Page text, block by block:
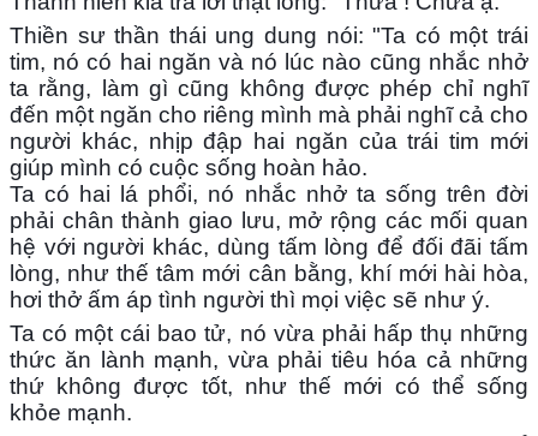
Thiền sư thần thái ung dung nói: "Ta có một trái
tim, nó có hai ngăn và nó lúc nào cũng nhắc nhở
ta rằng, làm gì cũng không được phép chỉ nghĩ
đến một ngăn cho riêng mình mà phải nghĩ cả cho
người khác, nhịp đập hai ngăn của trái tim mới
giúp mình có cuộc sống hoàn hảo.
Ta có hai lá phổi, nó nhắc nhở ta sống trên đời
phải chân thành giao lưu, mở rộng các mối quan
hệ với người khác, dùng tấm lòng để đối đãi tấm
lòng, như thế tâm mới cân bằng, khí mới hài hòa,
hơi thở ấm áp tình người thì mọi việc sẽ như ý.
Ta có một cái bao tử, nó vừa phải hấp thụ những
thức ăn lành mạnh, vừa phải tiêu hóa cả những
thứ không được tốt, như thế mới có thể sống
khỏe mạnh.